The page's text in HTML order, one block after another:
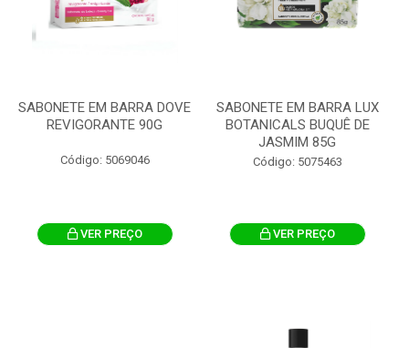
SABONETE EM BARRA DOVE
REVIGORANTE 90G
Código: 5069046
VER PREÇO
SABONETE EM BARRA LUX
BOTANICALS BUQUÊ DE
JASMIM 85G
Código: 5075463
VER PREÇO